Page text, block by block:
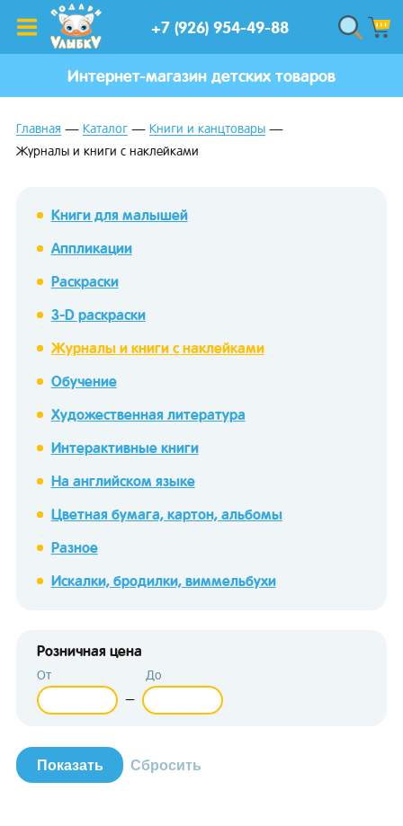
+7 (926) 954-49-88
Интернет-магазин детских товаров
Главная Каталог
Книги и канцтовары
Журналы и книги с наклейками
Книги для малышей
Аппликации
Раскраски
3-D раскраски
Журналы и книги с наклейками
Обучение
Художественная литература
Интерактивные книги
На английском языке
Цветная бумага, картон, альбомы
Разное
Искалки, бродилки, виммельбухи
Розничная цена
От
—
До